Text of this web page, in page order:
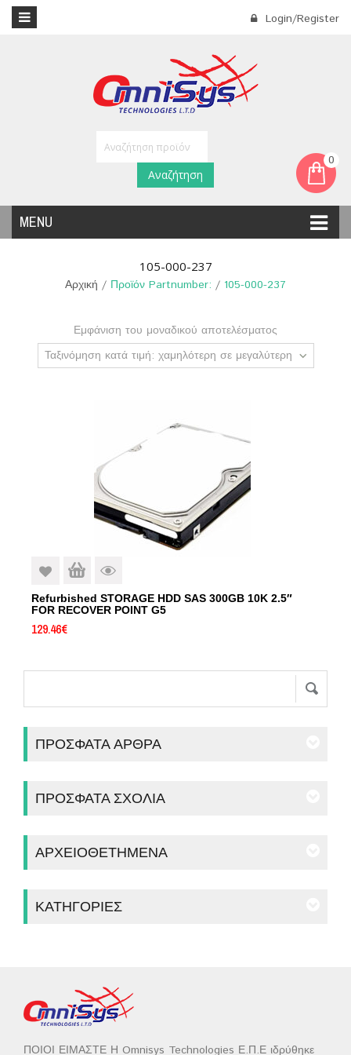
Login/Register
0
MENU
Αναζήτηση
105-000-237
Αρχική / Προϊόν Partnumber: / 105-000-237
Εμφάνιση του μοναδικού αποτελέσματος
Ταξινόμηση κατά τιμή: χαμηλότερη σε μεγαλύτερη
Refurbished STORAGE HDD SAS 300GB 10K 2.5″
FOR RECOVER POINT G5
129.46€
ΠΡΌΣΦΑΤΑ ΆΡΘΡΑ
ΠΡΌΣΦΑΤΑ ΣΧΌΛΙΑ
ΑΡΧΕΙΟΘΕΤΗΜΈΝΑ
ΚΑΤΗΓΟΡΊΕΣ
ΠΟΙΟΙ ΕΙΜΑΣΤΕ Η Omnisys Technologies Ε.Π.Ε ιδρύθηκε